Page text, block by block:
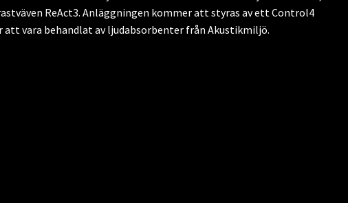
ReAct3. Anläggningen kommer att styras av ett Control4
vara behandlat av ljudabsorbenter från Akustikmiljö.